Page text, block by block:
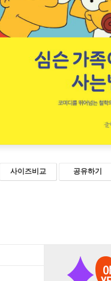
사이즈비교 공유하기